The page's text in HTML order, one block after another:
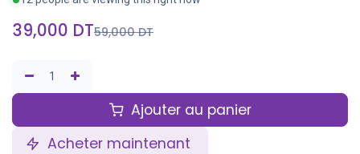
39,000 DT59,000DT
Ajouter au panier
Acheter maintenant